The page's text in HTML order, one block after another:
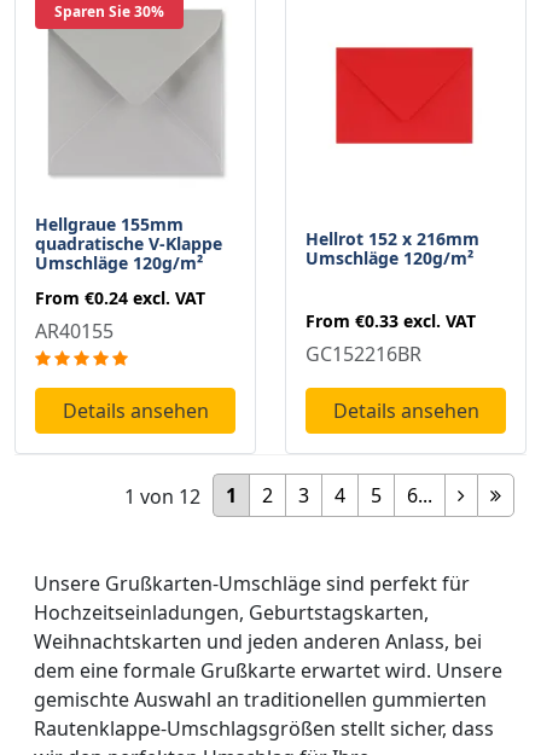
Sparen Sie 30%
Hellgraue 155mm
quadratische V-Klappe
Umschläge 120g/m²
From €0.24 excl. VAT
AR40155
Details ansehen
Hellrot 152 x 216mm
Umschläge 120g/m²
From €0.33 excl. VAT
GC152216BR
Details ansehen
1 2 3 4 5 6...
1 von 12
Unsere Grußkarten-Umschläge sind perfekt für
Hochzeitseinladungen, Geburtstagskarten,
Weihnachtskarten und jeden anderen Anlass, bei
dem eine formale Grußkarte erwartet wird. Unsere
gemischte Auswahl an traditionellen gummierten
Rautenklappe-Umschlagsgrößen stellt sicher, dass